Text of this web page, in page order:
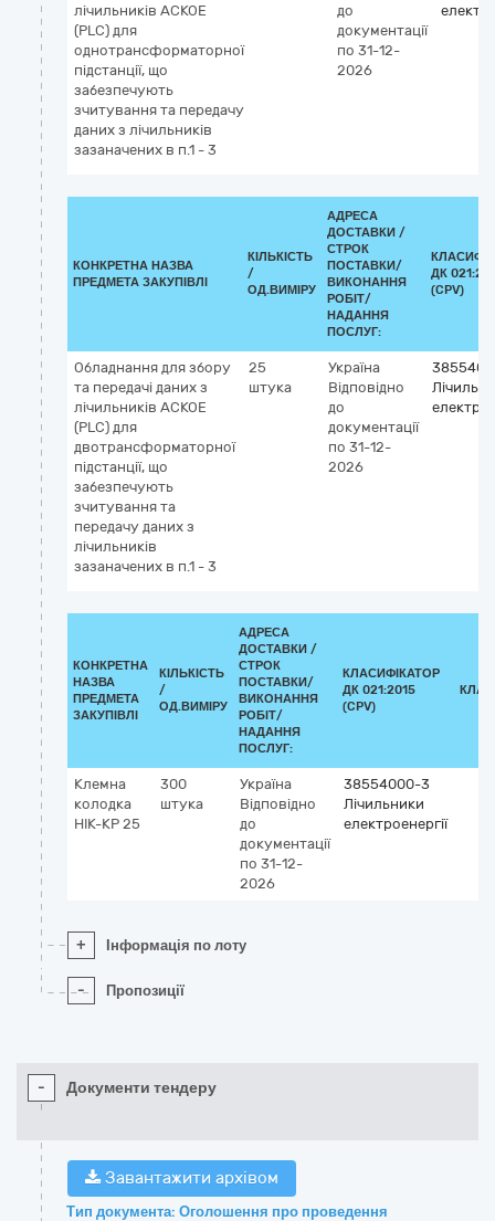
лічильників АСКОЕ
(PLC) для
однотрансформаторної
підстанції, що
забезпечують
зчитування та передачу
даних з лічильників
зазаначених в п.1 - 3
до
документації
по 31-12-
2026
КОНКРЕТНА НАЗВА
ПРЕДМЕТА ЗАКУПІВЛІ
КІЛЬКІСТЬ
/
ОД.ВИМІРУ
АДРЕСА
ДОСТАВКИ /
СТРОК
ПОСТАВКИ/
ВИКОНАННЯ
РОБІТ/
НАДАННЯ
ПОСЛУГ:
ДК
(CPV)
Обладнання для збору
та передачі даних з
лічильників АСКОЕ
(PLC) для
двотрансформаторної
підстанції, що
забезпечують
зчитування та
передачу даних з
лічильників
зазаначених в п.1 - 3
25
штука
Україна
Відповідно
до
документації
по 31-12-
2026
КОНКРЕТНА
НАЗВА
ПРЕДМЕТА
ЗАКУПІВЛІ
КІЛЬКІСТЬ
/
ОД.ВИМІРУ
АДРЕСА
ДОСТАВКИ /
СТРОК
ПОСТАВКИ/
ВИКОНАННЯ
РОБІТ/
НАДАННЯ
ПОСЛУГ:
КЛАСИФІКАТОР
ДК 021:2015
(CPV)
Клемна
колодка
НІК-КР 25
300
штука
Україна
Відповідно
до
документації
по 31-12-
2026
38554000-3
Лічильники
електроенергії
+ Інформація по лоту
- Пропозиції
- Документи тендеру
Завантажити архівом
Тип документа: Оголошення про проведення